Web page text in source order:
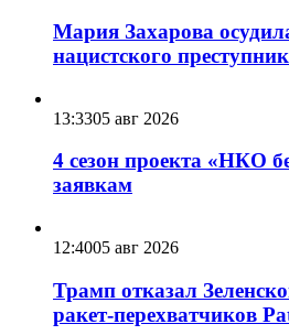
Мария Захарова
нацистского
13:3305 авг 2026
4 сезон проекта «НКО
заявкам
12:4005 авг 2026
Трамп отказал
ракет-перехватчиков